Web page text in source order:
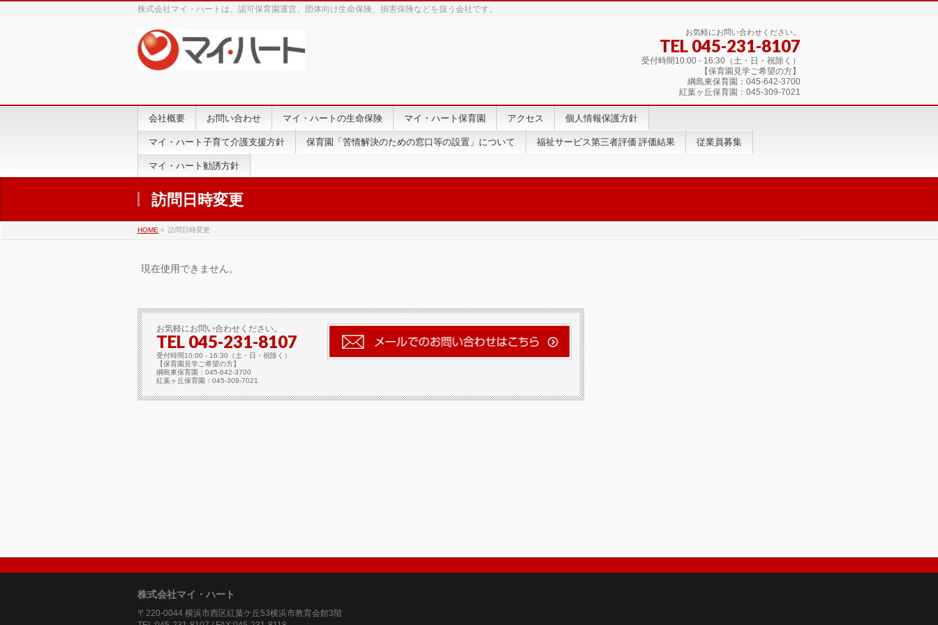
株式会社マイ・ハートは、認可保育園運営、団体向け生命保険、損害保険などを扱う会社です。
お気軽にお問い合わせください。
TEL 045-231-8107
受付時間10:00 - 16:30（土・日・祝除く）
【保育園見学ご希望の方】
綱島東保育園：045-642-3700
紅葉ヶ丘保育園：045-309-7021
会社概要 お問い合わせ マイ・ハートの生命保険 マイ・ハート保育園 アクセス 個人情報保護方針
マイ・ハート子育て介護支援方針 保育園「苦情解決のための窓口等の設置」について 福祉サービス第三者評価 評価結果 従業員募集
マイ・ハート勧誘方針
訪問日時変更
HOME » 訪問日時変更
現在使用できません。
お気軽にお問い合わせください。
TEL 045-231-8107
受付時間10:00 - 16:30（土・日・祝除く）
【保育園見学ご希望の方】
綱島東保育園：045-642-3700
紅葉ヶ丘保育園：045-309-7021
株式会社マイ・ハート
〒220-0044 横浜市西区紅葉ケ丘53横浜市教育会館3階